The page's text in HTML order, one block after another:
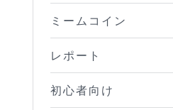
ミームコイン
レポート
初心者向け